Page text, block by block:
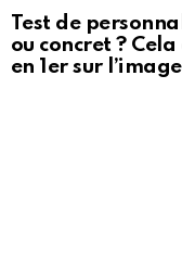
Test de
ou concret ?
en 1er sur l’image